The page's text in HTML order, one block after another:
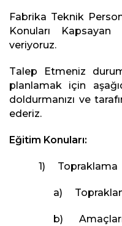
Fabrika Teknik
Konuları
veriyoruz.
Talep Etmeniz
planlamak için
doldurmanızı ve
ederiz.
Eğitim Konuları:
1) Topraklama
a)
b)